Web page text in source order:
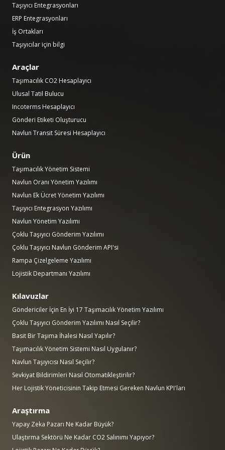
Taşıyıcı Entegrasyonları
ERP Entegrasyonları
İş Ortakları
Taşıyıcılar için bilgi
Araçlar
Taşımacılık CO2 Hesaplayıcı
Ulusal Tatil Bulucu
Incoterms Hesaplayıcı
Gönderi Etiketi Oluşturucu
Navlun Transit Süresi Hesaplayıcı
Ürün
Taşımacılık Yönetim Sistemi
Navlun Oranı Yönetim Yazılımı
Navlun Ek Ücret Yönetim Yazılımı
Taşıyıcı Entegrasyon Yazılımı
Navlun Yönetim Yazılımı
Çoklu Taşıyıcı Gönderim Yazılımı
Çoklu Taşıyıcı Navlun Gönderim API'si
Rampa Çizelgeleme Yazılımı
Lojistik Departmanı Yazılımı
Kılavuzlar
Göndericiler İçin En İyi 17 Taşımacılık Yönetim Yazılımı
Çoklu Taşıyıcı Gönderim Yazılımı Nasıl Seçilir?
Basit Bir Taşıma İhalesi Nasıl Yapılır?
Taşımacılık Yönetim Sistemi Nasıl Uygulanır?
Navlun Taşıyıcısı Nasıl Seçilir?
Sevkiyat Bildirimleri Nasıl Otomatikleştirilir?
Her Lojistik Yöneticisinin Takip Etmesi Gereken Navlun KPI'ları
Araştırma
Yapay Zeka Pazarı Ne Kadar Büyük?
Ulaştırma Sektörü Ne Kadar CO2 Salınımı Yapıyor?